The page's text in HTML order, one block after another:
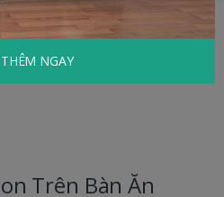
Trên Bàn Ăn
NGAY